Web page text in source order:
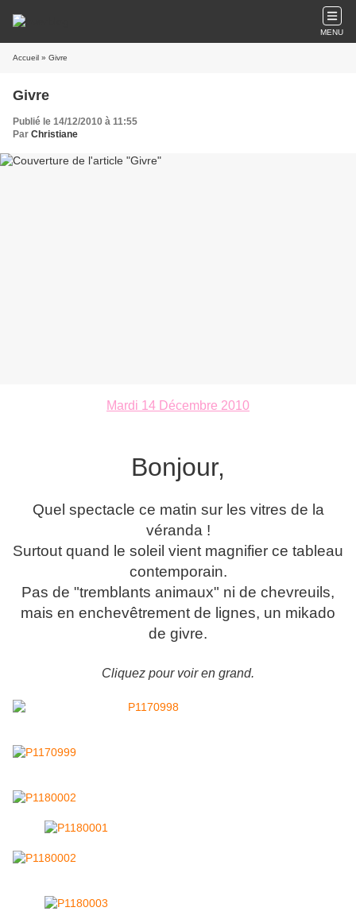
MENU
Accueil » Givre
Givre
Publié le 14/12/2010 à 11:55
Par Christiane
Mardi 14 Décembre 2010
Bonjour,
Quel spectacle ce matin sur les vitres de la
véranda !
Surtout quand le soleil vient magnifier ce tableau
contemporain.
Pas de "tremblants animaux" ni de chevreuils,
mais en enchevêtrement de lignes, un mikado
de givre.
Cliquez pour voir en grand.